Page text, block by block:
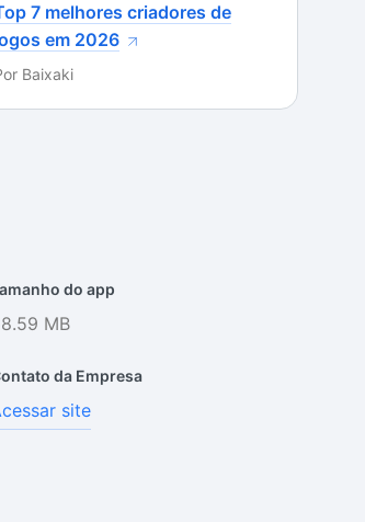
7 melhores criadores de
em 2026
Baixaki
do app
MB
da Empresa
site